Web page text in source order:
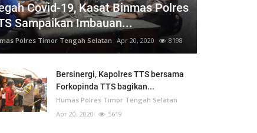
Covid-19, Kasat Binmas Polres
Sampaikan Imbauan...
Polres Timor Tengah Selatan Apr 20, 2020 8198
Bersinergi, Kapolres TTS bersama
Forkopinda TTS bagikan...
Humas Polres Timor Tengah Selatan
Apr 20, 2020
5619